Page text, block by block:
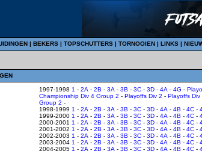
| BEKERS | TOPSCHUTTERS | TORNOOIEN | LINKS |
1997-1998 1 - 2A - 2B - 3A - 3B - 3C - 3D - 4A - 4G -
Championship Div 4 Group 2 - Playoffs Div 2 - Playoffs Div
Group 2 -
1998-1999 1 - 2A - 2B - 3A - 3B - 3C - 3D - 4A - 4B - 4C -
1999-2000 1 - 2A - 2B - 3A - 3B - 3C - 3D - 4A - 4B - 4C -
2000-2001 1 - 2A - 2B - 3A - 3B - 3C - 3D - 4A - 4B - 4C -
2001-2002 1 - 2A - 2B - 3A - 3B - 3C - 3D - 4A - 4B - 4C -
2002-2003 1 - 2A - 2B - 3A - 3B - 3C - 3D - 4A - 4B - 4C -
2003-2004 1 - 2A - 2B - 3A - 3B - 3C - 3D - 4A - 4B - 4C -
2004-2005 1 - 2A - 2B - 3A - 3B - 3C - 3D - 4A - 4B - 4C -